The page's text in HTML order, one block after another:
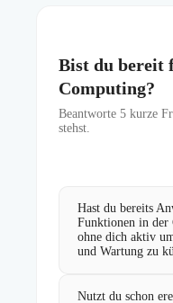
Bist du bereit
Computing?
Beantworte 5 kurze
stehst.
Hast du bereits
Funktionen in der
ohne dich aktiv
und Wartung zu
Nutzt du schon